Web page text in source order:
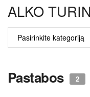
ALKO
ALKO
TURINYS
Pastabos 2